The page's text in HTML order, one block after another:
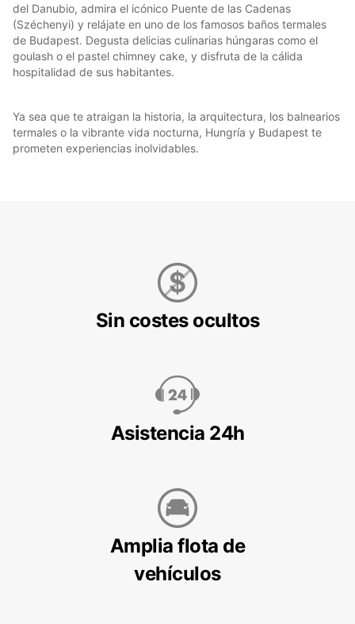
del Danubio, admira el icónico Puente de las Cadenas
(Széchenyi) y relájate en uno de los famosos baños termales
de Budapest. Degusta delicias culinarias húngaras como el
goulash o el pastel chimney cake, y disfruta de la cálida
hospitalidad de sus habitantes.
Ya sea que te atraigan la historia, la arquitectura, los balnearios
termales o la vibrante vida nocturna, Hungría y Budapest te
prometen experiencias inolvidables.
Sin costes ocultos
Asistencia 24h
Amplia flota de
vehículos